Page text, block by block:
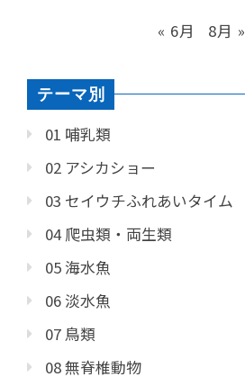
« 6月 8月 »
テーマ別
01 哺乳類
02 アシカショー
03 セイウチふれあいタイム
04 爬虫類・両生類
05 海水魚
06 淡水魚
07 鳥類
08 無脊椎動物